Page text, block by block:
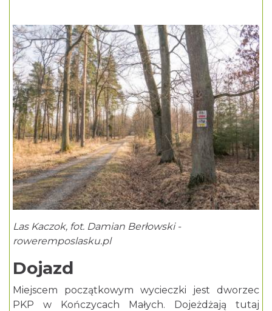
Las Kaczok, fot. Damian Berłowski -
roweremposlasku.pl
Dojazd
Miejscem początkowym wycieczki jest dworzec
PKP w Kończycach Małych. Dojeżdżają tutaj